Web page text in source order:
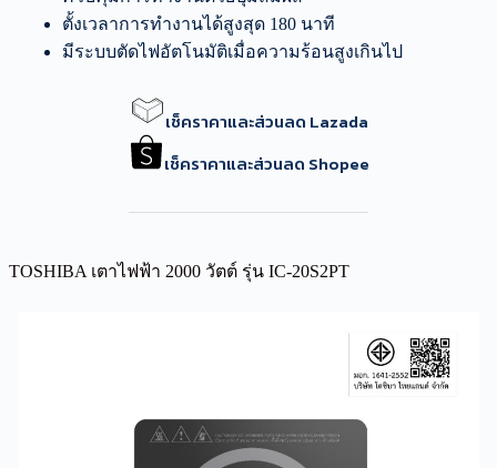
ตั้งเวลาการทำงานได้สูงสุด 180 นาที
มีระบบตัดไฟอัตโนมัติเมื่อความร้อนสูงเกินไป
เช็คราคาและส่วนลด Lazada
เช็คราคาและส่วนลด Shopee
TOSHIBA เตาไฟฟ้า 2000 วัตต์ รุ่น IC-20S2PT